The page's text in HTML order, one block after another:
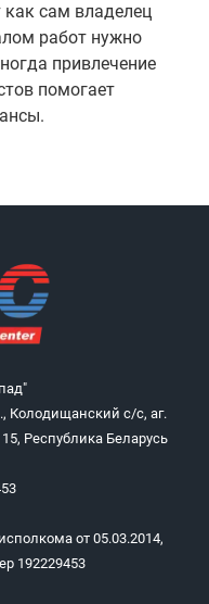
сам владелец
работ нужно
привлечение
помогает
Колодищанский с/с, аг.
Республика Беларусь
от 05.03.2014,
192229453